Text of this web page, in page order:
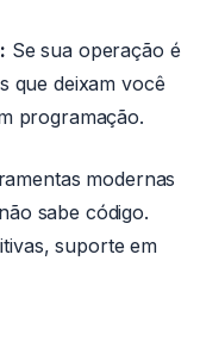
Se sua operação é
que deixam você
programação.
modernas
sabe código.
suporte em